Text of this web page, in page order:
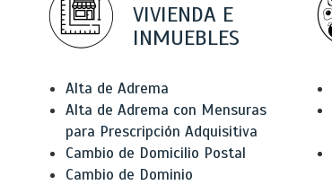
VIVIENDA E
INMUEBLES
Alta de Adrema
Alta de Adrema con Mensuras
para Prescripción Adquisitiva
Cambio de Domicilio Postal
Cambio de Dominio